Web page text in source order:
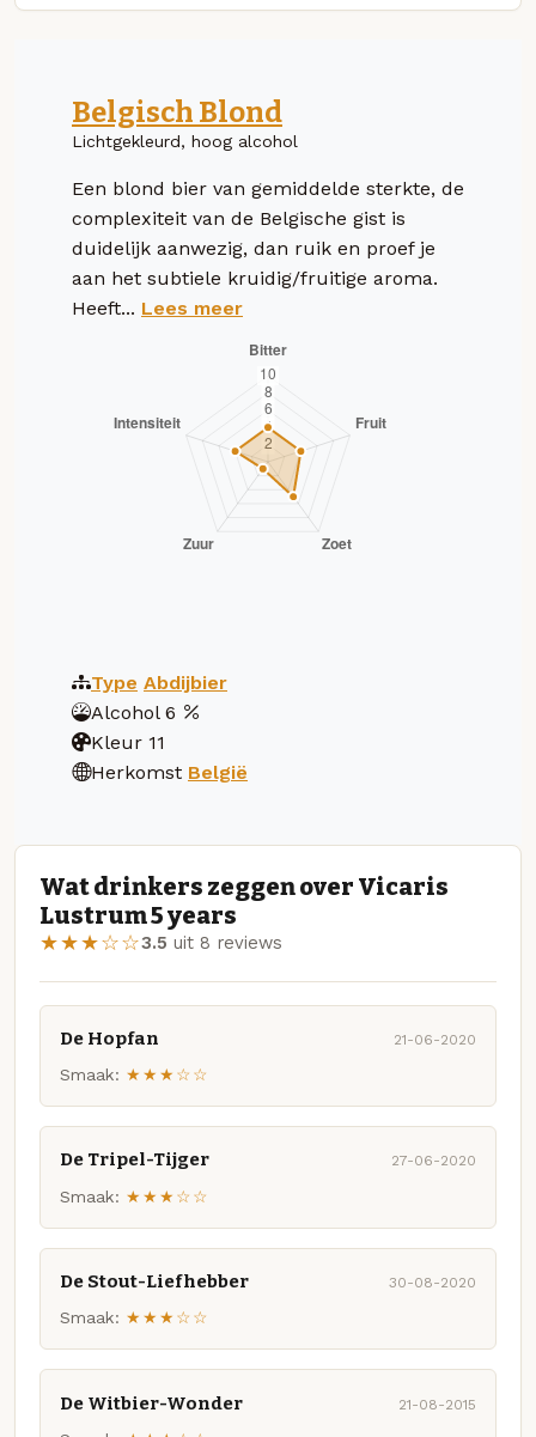
Belgisch Blond
Lichtgekleurd, hoog alcohol
Een blond bier van gemiddelde sterkte, de
complexiteit van de Belgische gist is
duidelijk aanwezig, dan ruik en proef je
aan het subtiele kruidig/fruitige aroma.
Heeft... Lees meer
Type Abdijbier
Alcohol 6
Kleur 11
Herkomst België
Wat drinkers zeggen over Vicaris
Lustrum 5 years
★★★☆☆3.5 uit 8 reviews
De Hopfan 21-06-2020
Smaak: ★★★☆☆
De Tripel-Tijger 27-06-2020
Smaak: ★★★☆☆
De Stout-Liefhebber 30-08-2020
Smaak: ★★★☆☆
De Witbier-Wonder 21-08-2015